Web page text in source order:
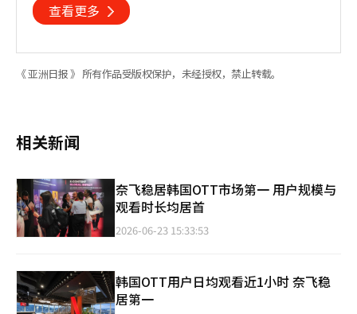
查看更多
《 亚洲日报 》 所有作品受版权保护，未经授权，禁止转载。
相关新闻
奈飞稳居韩国OTT市场第一 用户规模与
观看时长均居首
2026-06-23 15:33:53
韩国OTT用户日均观看近1小时 奈飞稳
居第一